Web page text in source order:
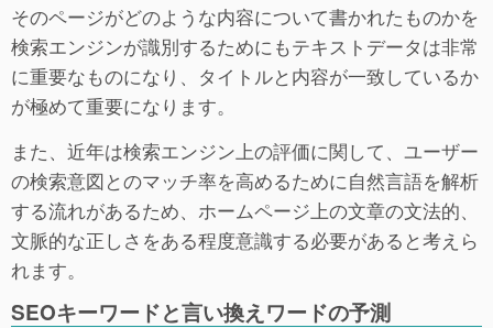
そのページがどのような内容について書かれたものかを
検索エンジンが識別するためにもテキストデータは非常
に重要なものになり、タイトルと内容が一致しているか
が極めて重要になります。
また、近年は検索エンジン上の評価に関して、ユーザー
の検索意図とのマッチ率を高めるために自然言語を解析
する流れがあるため、ホームページ上の文章の文法的、
文脈的な正しさをある程度意識する必要があると考えら
れます。
SEOキーワードと言い換えワードの予測